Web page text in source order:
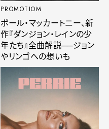
PROMOTIOM
ポール・マッカートニー、新
作『ダンジョン・レインの少
年たち』全曲解説──ジョン
やリンゴへの想いも